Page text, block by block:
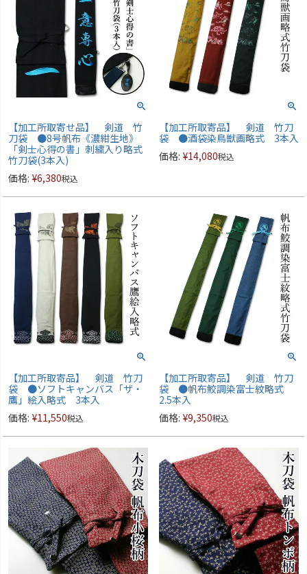
【加工所取寄せ品】 剣道 竹
刀袋 ●8号帆布《濃紺生地》
「剣士心得の書」刺繍入り略式
竹刀袋(3本入)
価格: ¥6,380税込
【加工所取寄品】 剣道 竹刀
袋 ●酒袋染鳥獣画略式 3本入
価格: ¥14,080税込
【加工所取寄品】 剣道 竹刀
袋 ●ソフトキャンバス「ザ・
鷹」絵入略式 3本入
価格: ¥11,550税込
【加工所取寄品】 剣道 竹刀
袋 ●帆布鮫調染富士紋略式
2.5本入
価格: ¥9,350税込